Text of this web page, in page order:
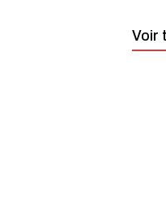
Voir